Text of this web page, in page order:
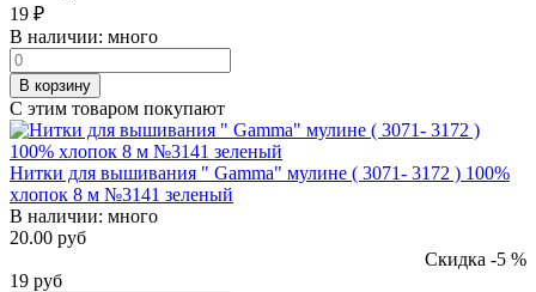
19 ₽
В наличии: много
В корзину
С этим товаром покупают
Нитки для вышивания " Gamma" мулине ( 3071- 3172 ) 100%
хлопок 8 м №3141 зеленый
В наличии: много
20.00 руб
Скидка -5 %
19 руб